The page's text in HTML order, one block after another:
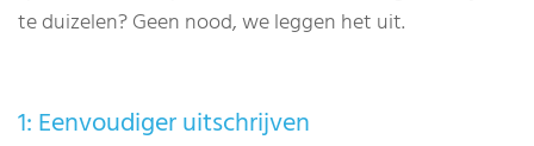
te duizelen? Geen nood, we leggen het uit.
1: Eenvoudiger uitschrijven